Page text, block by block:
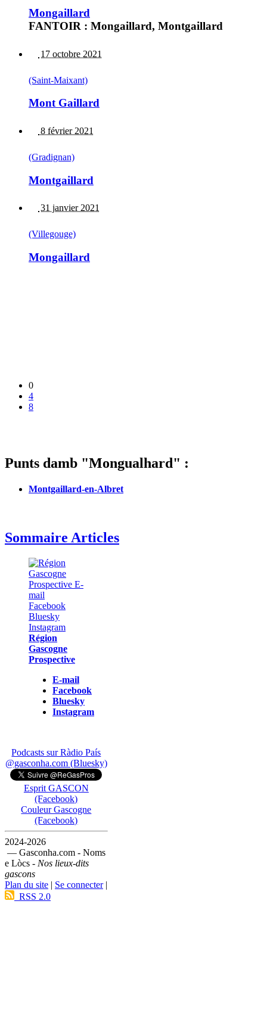
Mongaillard
FANTOIR : Mongaillard, Montgaillard
17 octobre 2021
(Saint-Maixant)
Mont Gaillard
8 février 2021
(Gradignan)
Montgaillard
31 janvier 2021
(Villegouge)
Mongaillard
0
4
8
Punts damb "Mongualhard" :
Montgaillard-en-Albret
Sommaire Articles
Région
Gascogne
Prospective
E-mail
Facebook
Bluesky
Instagram
Podcasts sur Ràdio País
@gasconha.com (Bluesky)
Esprit GASCON
(Facebook)
Couleur Gascogne
(Facebook)
2024-2026
— Gasconha.com - Noms
e Lòcs - Nos lieux-dits
gascons
Plan du site | Se connecter|
RSS 2.0